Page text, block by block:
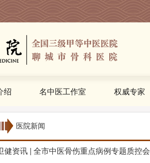
绍 名中医工作室 权威专家
医院新闻
健资讯 | 全市中医骨伤重点病例专题质控